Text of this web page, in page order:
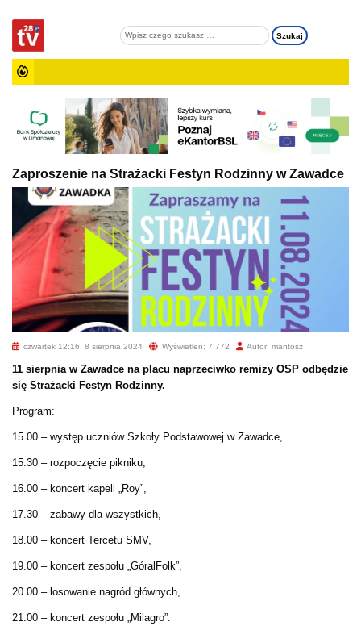
Zaproszenie na Strażacki Festyn Rodzinny w Zawadce
czwartek 12:16, 8 sierpnia 2024 Wyświetleń: 7 772 Autor: mantosz
11 sierpnia w Zawadce na placu naprzeciwko remizy OSP odbędzie
się Strażacki Festyn Rodzinny.
Program:
15.00 – występ uczniów Szkoły Podstawowej w Zawadce,
15.30 – rozpoczęcie pikniku,
16.00 – koncert kapeli „Roy”,
17.30 – zabawy dla wszystkich,
18.00 – koncert Tercetu SMV,
19.00 – koncert zespołu „GóralFolk”,
20.00 – losowanie nagród głównych,
21.00 – koncert zespołu „Milagro”.